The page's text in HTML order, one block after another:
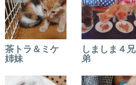
茶トラ＆ミケ
姉妹
しましま４兄
弟